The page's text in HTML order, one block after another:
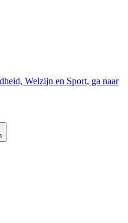
Welzijn en Sport, ga naar